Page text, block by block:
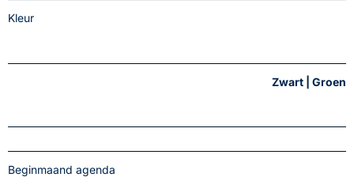
Kleur
Zwart | Groen
Beginmaand agenda